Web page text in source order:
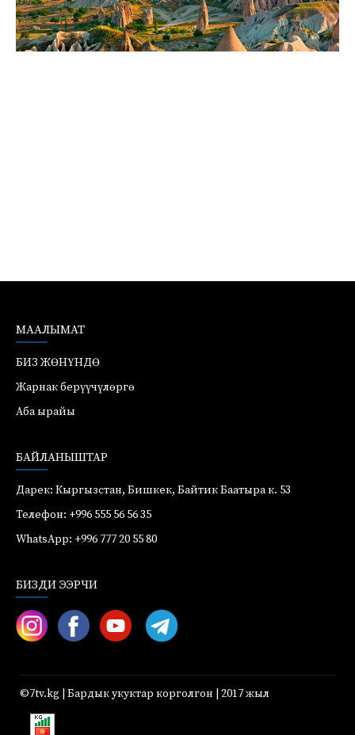
МААЛЫМАТ
БИЗ ЖӨНҮНДӨ
Жарнак берүүчүлөргө
Аба ырайы
БАЙЛАНЫШТАР
Дарек: Кыргызстан, Бишкек, Байтик Баатыра к. 53
Телефон: +996 555 56 56 35
WhatsApp: +996 777 20 55 80
БИЗДИ ЭЭРЧИ
©7tv.kg | Бардык укуктар корголгон | 2017 жыл